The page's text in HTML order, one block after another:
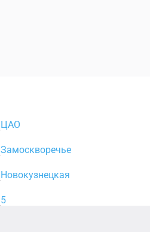
ЦАО
Замоскворечье
Новокузнецкая
5